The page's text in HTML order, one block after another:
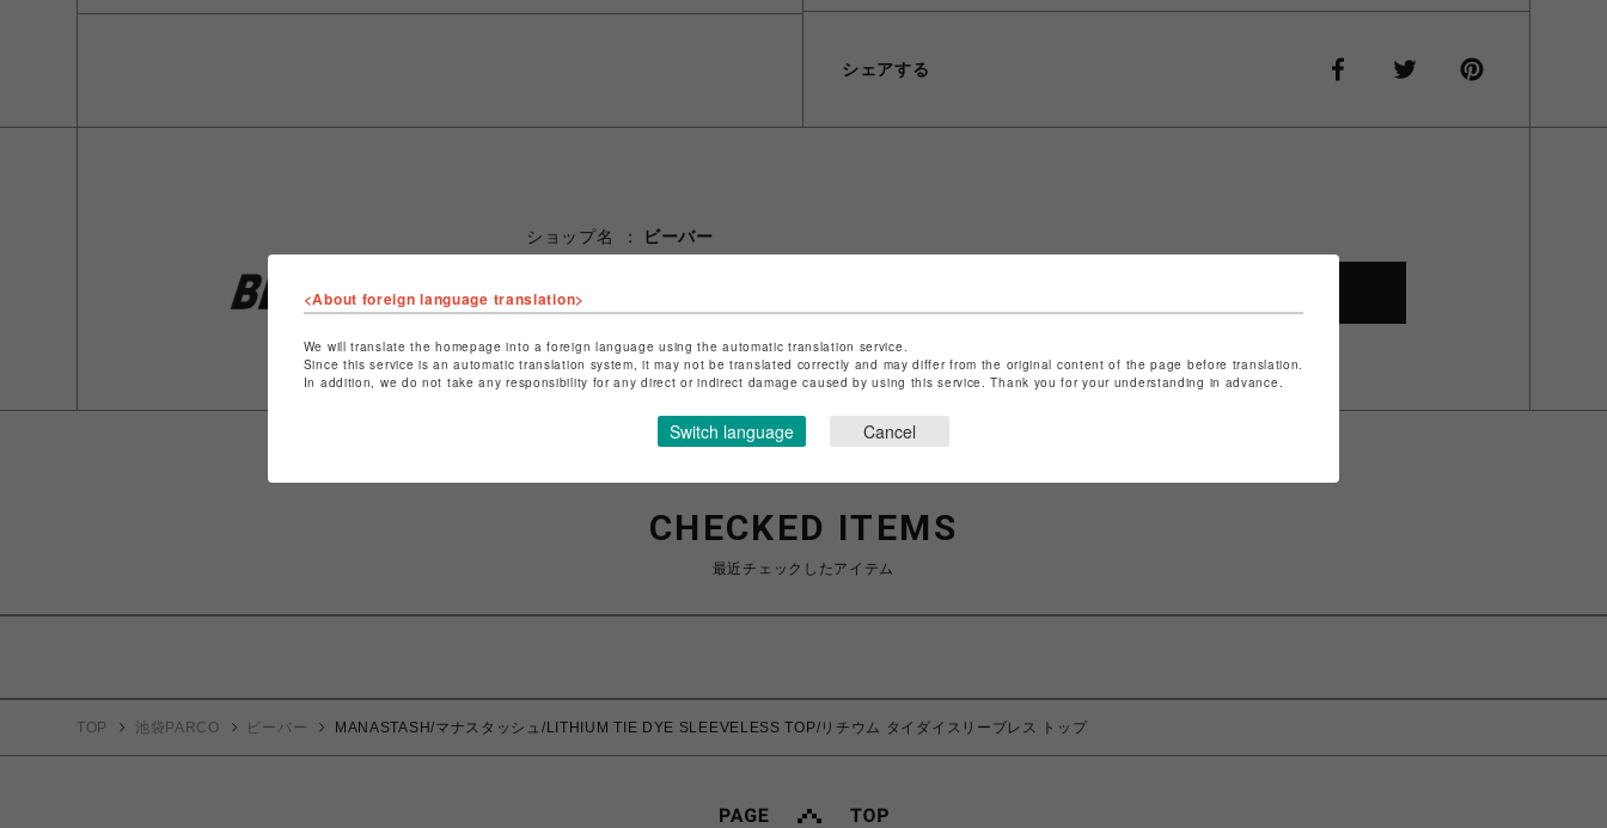
シェアする
ショップ名
ビーバー
特定商取引法など法令に基づく表記はこちら
ショップお問い合わせは こちら
CHECKED ITEMS
最近チェックしたアイテム
TOP 池袋PARCO ビーバー MANASTASH/マナスタッシュ/LITHIUM TIE DYE SLEEVELESS TOP/リチウム タイダイスリーブレス トップ
<About foreign language translation>
We will translate the homepage into a foreign language using the automatic translation service.
Since this service is an automatic translation system, it may not be translated correctly and may differ from the original content of the page before translation.
In addition, we do not take any responsibility for any direct or indirect damage caused by using this service. Thank you for your understanding in advance.
Switch language Cancel